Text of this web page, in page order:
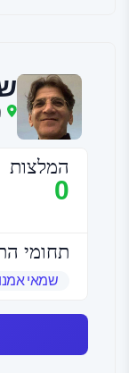
המלצות
0
תחומי
שמאי